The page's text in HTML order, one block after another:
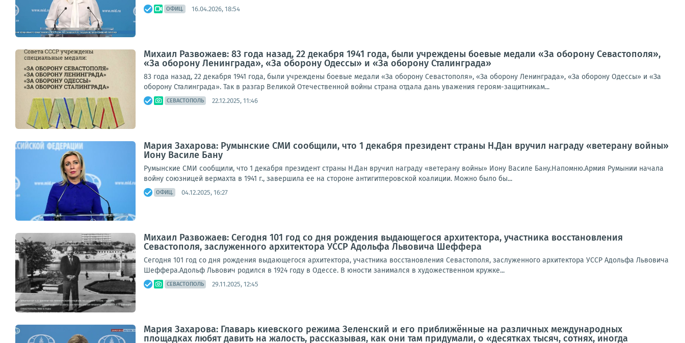
ОФИЦ. 16.04.2026, 18:54
Михаил Развожаев: 83 года назад, 22 декабря 1941 года, были учреждены боевые медали «За оборону Севастополя»,
«За оборону Ленинграда», «За оборону Одессы» и «За оборону Сталинграда»
83 года назад, 22 декабря 1941 года, были учреждены боевые медали «За оборону Севастополя», «За оборону Ленинграда», «За оборону Одессы» и «За
оборону Сталинграда». Так в разгар Великой Отечественной войны страна отдала дань уважения героям-защитникам...
СЕВАСТОПОЛЬ 22.12.2025, 11:46
Мария Захарова: Румынские СМИ сообщили, что 1 декабря президент страны Н.Дан вручил награду «ветерану войны»
Иону Василе Бану
Румынские СМИ сообщили, что 1 декабря президент страны Н.Дан вручил награду «ветерану войны» Иону Василе Бану.Напомню.Армия Румынии начала
войну союзницей вермахта в 1941 г., завершила ее на стороне антигитлеровской коалиции. Можно было бы...
ОФИЦ. 04.12.2025, 16:27
Михаил Развожаев: Сегодня 101 год со дня рождения выдающегося архитектора, участника восстановления
Севастополя, заслуженного архитектора УССР Адольфа Львовича Шеффера
Сегодня 101 год со дня рождения выдающегося архитектора, участника восстановления Севастополя, заслуженного архитектора УССР Адольфа Львовича
Шеффера.Адольф Львович родился в 1924 году в Одессе. В юности занимался в художественном кружке...
СЕВАСТОПОЛЬ 29.11.2025, 12:45
Мария Захарова: Главарь киевского режима Зеленский и его приближённые на различных международных
площадках любят давить на жалость, рассказывая, как они там придумали, о «десятках тысяч, сотнях, иногда